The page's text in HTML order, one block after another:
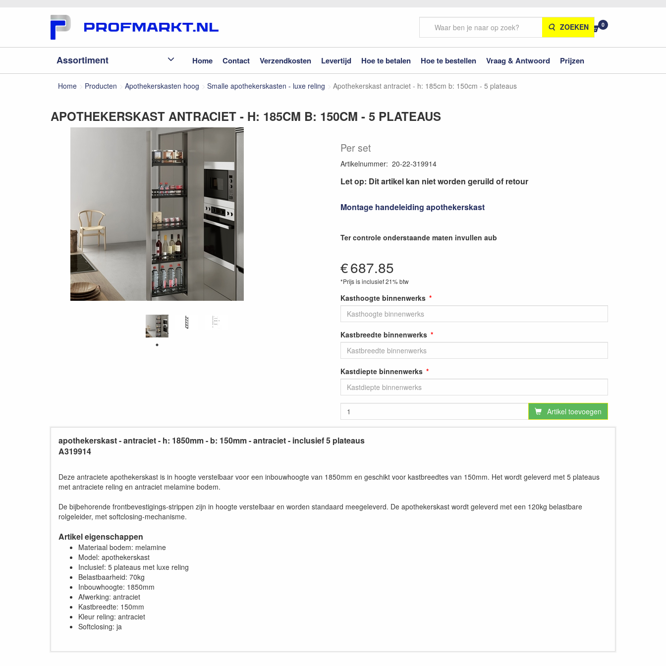
ZOEKEN 0
Assortiment Home Contact Verzendkosten Levertijd Hoe te betalen Hoe te bestellen Vraag & Antwoord Prijzen
Home Producten Apothekerskasten hoog Smalle apothekerskasten - luxe reling Apothekerskast antraciet - h: 185cm b: 150cm - 5 plateaus
APOTHEKERSKAST ANTRACIET - H: 185CM B: 150CM - 5 PLATEAUS
Per set
Artikelnummer: 20-22-319914
Let op: Dit artikel kan niet worden geruild of retour
Montage handeleiding apothekerskast
Ter controle onderstaande maten invullen aub
€687.85
*Prijs is inclusief 21% btw
Kasthoogte binnenwerks
Kastbreedte binnenwerks
Kastdiepte binnenwerks
Artikel toevoegen
apothekerskast - antraciet - h: 1850mm - b: 150mm - antraciet - inclusief 5 plateaus
A319914
Deze antraciete apothekerskast is in hoogte verstelbaar voor een inbouwhoogte van 1850mm en geschikt voor kastbreedtes van 150mm. Het wordt geleverd met 5 plateaus
met antraciete reling en antraciet melamine bodem.
De bijbehorende frontbevestigings-strippen zijn in hoogte verstelbaar en worden standaard meegeleverd. De apothekerskast wordt geleverd met een 120kg belastbare
rolgeleider, met softclosing-mechanisme.
Artikel eigenschappen
Materiaal bodem: melamine
Model: apothekerskast
Inclusief: 5 plateaus met luxe reling
Belastbaarheid: 70kg
Inbouwhoogte: 1850mm
Afwerking: antraciet
Kastbreedte: 150mm
Kleur reling: antraciet
Softclosing: ja